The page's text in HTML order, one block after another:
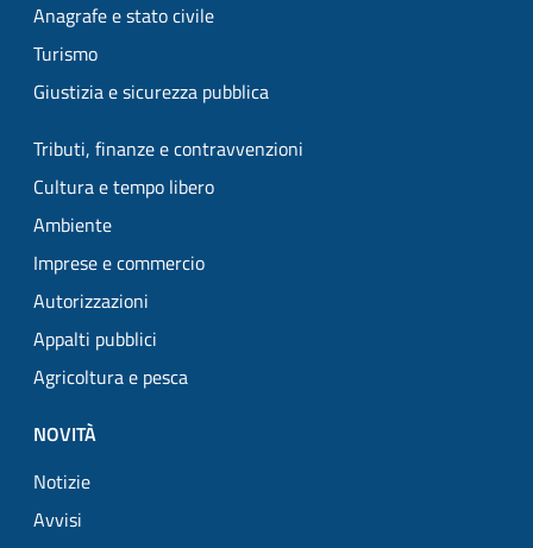
Anagrafe e stato civile
Turismo
Giustizia e sicurezza pubblica
Tributi, finanze e contravvenzioni
Cultura e tempo libero
Ambiente
Imprese e commercio
Autorizzazioni
Appalti pubblici
Agricoltura e pesca
NOVITÀ
Notizie
Avvisi